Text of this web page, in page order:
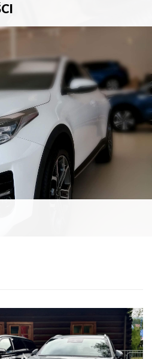
samochodowych oraz